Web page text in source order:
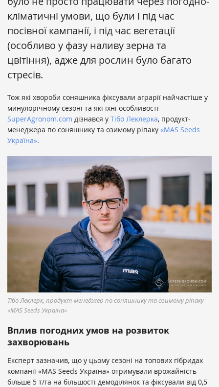
кліматичні умови, що були і під час
посівної кампанії, і під час вегетації
(особливо у фазу наливу зерна та
цвітіння), адже для рослин було багато
стресів.
Тож які хвороби соняшника фіксували аграрії найчастіше у
минулорічному сезоні та які їхні особливості
SuperAgronom.com дізнався у Тібо Леклерка, продукт-
менеджера по соняшнику та озимому ріпаку «MAS Seeds
Україна».
Тібо Леклерк, продукт-менеджер по соняшнику та озимому ріпаку
«MAS Seeds Україна»
Вплив погодних умов на розвиток
захворювань
Експерт зазначив, що у цьому сезоні на топових гібридах
компанії «MAS Seeds Україна» отримували врожайність
більше 5 т/га на більшості демоділянок та фіксували від 0,5